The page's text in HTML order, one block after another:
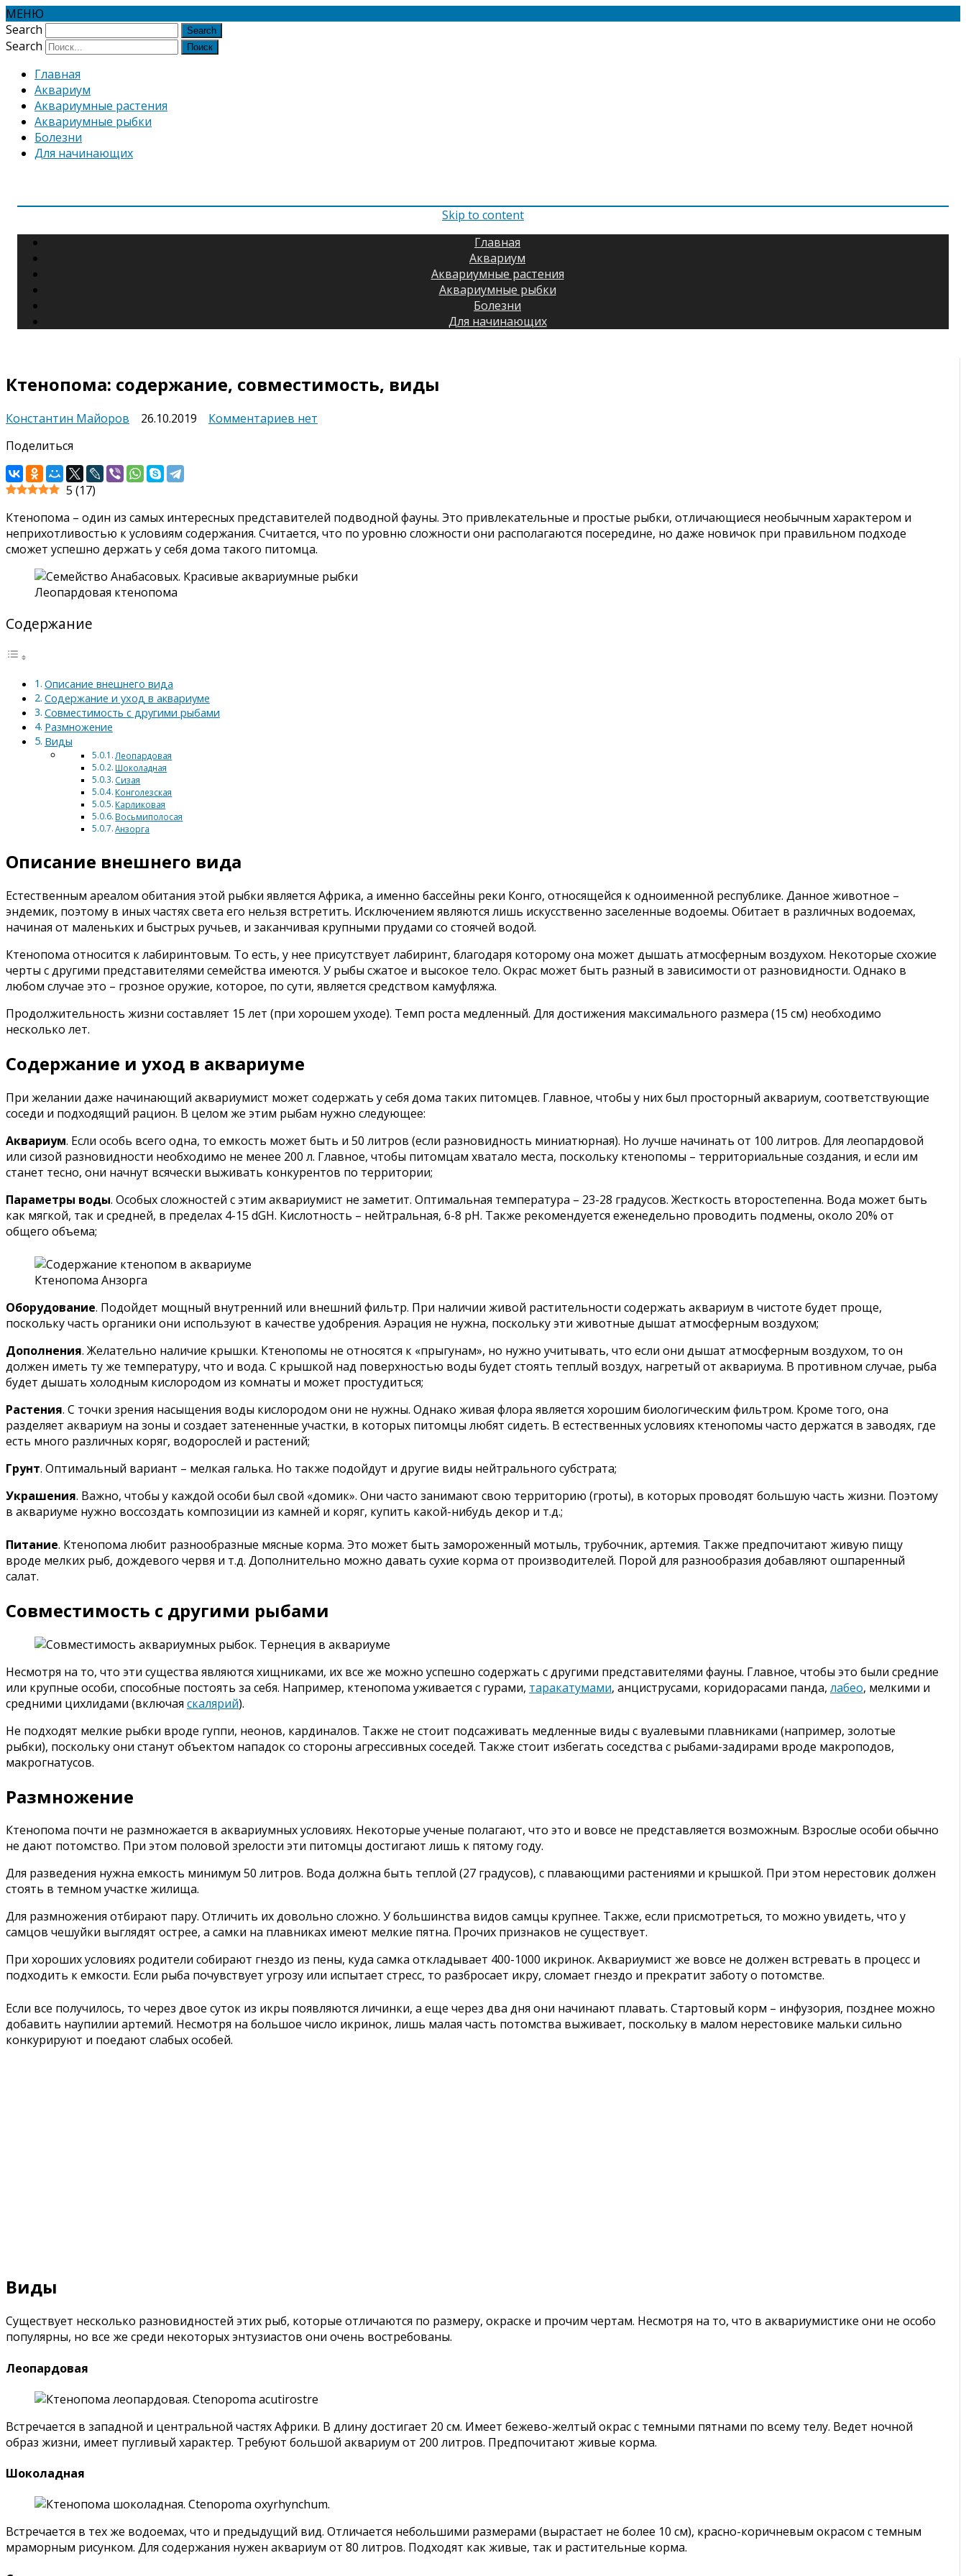
МЕНЮ
Search
Search
Главная
Аквариум
Аквариумные растения
Аквариумные рыбки
Болезни
Для начинающих
Skip to content
Главная
Аквариум
Аквариумные растения
Аквариумные рыбки
Болезни
Для начинающих
Ктенопома: содержание, совместимость, виды
Константин Майоров 26.10.2019 Комментариев кнет
Поделиться
5 (17)
Ктенопома – один из самых интересных представителей подводной фауны. Это привлекательные и простые рыбки, отличающиеся необычным характером и
неприхотливостью к условиям содержания. Считается, что по уровню сложности они располагаются посередине, но даже новичок при правильном подходе
сможет успешно держать у себя дома такого питомца.
Леопардовая ктенопома
Содержание
Описание внешнего вида
Содержание и уход в аквариуме
Совместимость с другими рыбами
Размножение
Виды
Леопардовая
Шоколадная
Сизая
Конголезская
Карликовая
Восьмиполосая
Анзорга
Описание внешнего вида
Естественным ареалом обитания этой рыбки является Африка, а именно бассейны реки Конго, относящейся к одноименной республике. Данное животное –
эндемик, поэтому в иных частях света его нельзя встретить. Исключением являются лишь искусственно заселенные водоемы. Обитает в различных водоемах,
начиная от маленьких и быстрых ручьев, и заканчивая крупными прудами со стоячей водой.
Ктенопома относится к лабиринтовым. То есть, у нее присутствует лабиринт, благодаря которому она может дышать атмосферным воздухом. Некоторые схожие
черты с другими представителями семейства имеются. У рыбы сжатое и высокое тело. Окрас может быть разный в зависимости от разновидности. Однако в
любом случае это – грозное оружие, которое, по сути, является средством камуфляжа.
Продолжительность жизни составляет 15 лет (при хорошем уходе). Темп роста медленный. Для достижения максимального размера (15 см) необходимо
несколько лет.
Содержание и уход в аквариуме
При желании даже начинающий аквариумист может содержать у себя дома таких питомцев. Главное, чтобы у них был просторный аквариум, соответствующие
соседи и подходящий рацион. В целом же этим рыбам нужно следующее:
Аквариум. Если особь всего одна, то емкость может быть и 50 литров (если разновидность миниатюрная). Но лучше начинать от 100 литров. Для леопардовой
или сизой разновидности необходимо не менее 200 л. Главное, чтобы питомцам хватало места, поскольку ктенопомы – территориальные создания, и если им
станет тесно, они начнут всячески выживать конкурентов по территории;
Параметры воды. Особых сложностей с этим аквариумист не заметит. Оптимальная температура – 23-28 градусов. Жесткость второстепенна. Вода может быть
как мягкой, так и средней, в пределах 4-15 dGH. Кислотность – нейтральная, 6-8 pH. Также рекомендуется еженедельно проводить подмены, около 20% от
общего объема;
Ктенопома Анзорга
Оборудование. Подойдет мощный внутренний или внешний фильтр. При наличии живой растительности содержать аквариум в чистоте будет проще,
поскольку часть органики они используют в качестве удобрения. Аэрация не нужна, поскольку эти животные дышат атмосферным воздухом;
Дополнения. Желательно наличие крышки. Ктенопомы не относятся к «прыгунам», но нужно учитывать, что если они дышат атмосферным воздухом, то он
должен иметь ту же температуру, что и вода. С крышкой над поверхностью воды будет стоять теплый воздух, нагретый от аквариума. В противном случае, рыба
будет дышать холодным кислородом из комнаты и может простудиться;
Растения. С точки зрения насыщения воды кислородом они не нужны. Однако живая флора является хорошим биологическим фильтром. Кроме того, она
разделяет аквариум на зоны и создает затененные участки, в которых питомцы любят сидеть. В естественных условиях ктенопомы часто держатся в заводях, где
есть много различных коряг, водорослей и растений;
Грунт. Оптимальный вариант – мелкая галька. Но также подойдут и другие виды нейтрального субстрата;
Украшения. Важно, чтобы у каждой особи был свой «домик». Они часто занимают свою территорию (гроты), в которых проводят большую часть жизни. Поэтому
в аквариуме нужно воссоздать композиции из камней и коряг, купить какой-нибудь декор и т.д.;
Питание. Ктенопома любит разнообразные мясные корма. Это может быть замороженный мотыль, трубочник, артемия. Также предпочитают живую пищу
вроде мелких рыб, дождевого червя и т.д. Дополнительно можно давать сухие корма от производителей. Порой для разнообразия добавляют ошпаренный
салат.
Совместимость с другими рыбами
Несмотря на то, что эти существа являются хищниками, их все же можно успешно содержать с другими представителями фауны. Главное, чтобы это были средние
или крупные особи, способные постоять за себя. Например, ктенопома уживается с гурами, таракатумами, анциструсами, коридорасами панда, лабео, мелкими и
средними цихлидами (включая скалярий).
Не подходят мелкие рыбки вроде гуппи, неонов, кардиналов. Также не стоит подсаживать медленные виды с вуалевыми плавниками (например, золотые
рыбки), поскольку они станут объектом нападок со стороны агрессивных соседей. Также стоит избегать соседства с рыбами-задирами вроде макроподов,
макрогнатусов.
Размножение
Ктенопома почти не размножается в аквариумных условиях. Некоторые ученые полагают, что это и вовсе не представляется возможным. Взрослые особи обычно
не дают потомство. При этом половой зрелости эти питомцы достигают лишь к пятому году.
Для разведения нужна емкость минимум 50 литров. Вода должна быть теплой (27 градусов), с плавающими растениями и крышкой. При этом нерестовик должен
стоять в темном участке жилища.
Для размножения отбирают пару. Отличить их довольно сложно. У большинства видов самцы крупнее. Также, если присмотреться, то можно увидеть, что у
самцов чешуйки выглядят острее, а самки на плавниках имеют мелкие пятна. Прочих признаков не существует.
При хороших условиях родители собирают гнездо из пены, куда самка откладывает 400-1000 икринок. Аквариумист же вовсе не должен встревать в процесс и
подходить к емкости. Если рыба почувствует угрозу или испытает стресс, то разбросает икру, сломает гнездо и прекратит заботу о потомстве.
Если все получилось, то через двое суток из икры появляются личинки, а еще через два дня они начинают плавать. Стартовый корм – инфузория, позднее можно
добавить наупилии артемий. Несмотря на большое число икринок, лишь малая часть потомства выживает, поскольку в малом нерестовике мальки сильно
конкурируют и поедают слабых особей.
Виды
Существует несколько разновидностей этих рыб, которые отличаются по размеру, окраске и прочим чертам. Несмотря на то, что в аквариумистике они не особо
популярны, но все же среди некоторых энтузиастов они очень востребованы.
Леопардовая
Встречается в западной и центральной частях Африки. В длину достигает 20 см. Имеет бежево-желтый окрас с темными пятнами по всему телу. Ведет ночной
образ жизни, имеет пугливый характер. Требуют большой аквариум от 200 литров. Предпочитают живые корма.
Шоколадная
Встречается в тех же водоемах, что и предыдущий вид. Отличается небольшими размерами (вырастает не более 10 см), красно-коричневым окрасом с темным
мраморным рисунком. Для содержания нужен аквариум от 80 литров. Подходят как живые, так и растительные корма.